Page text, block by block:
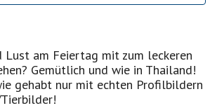
Lust am Feiertag mit zum leckeren
Gemütlich und wie in Thailand!
gehabt nur mit echten Profilbildern